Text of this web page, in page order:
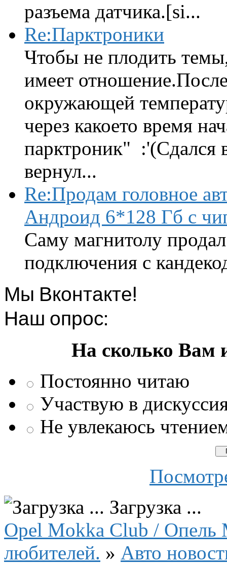
разъема датчика.[si...
Re:Парктроники
Чтобы не плодить
имеет
окружающей
через какоето время
парктроник" :'(Сдался
вернул...
Re:Продам головное
Андроид 6*128 Гб с
Саму магнитолу
подключения с
Мы Вконтакте!
Наш опрос:
На сколько Вам
Постоянно читаю
Участвую в
Не увлекаюсь
Загрузка ...
Opel Mokka Club / Опель
любителей. » Авто